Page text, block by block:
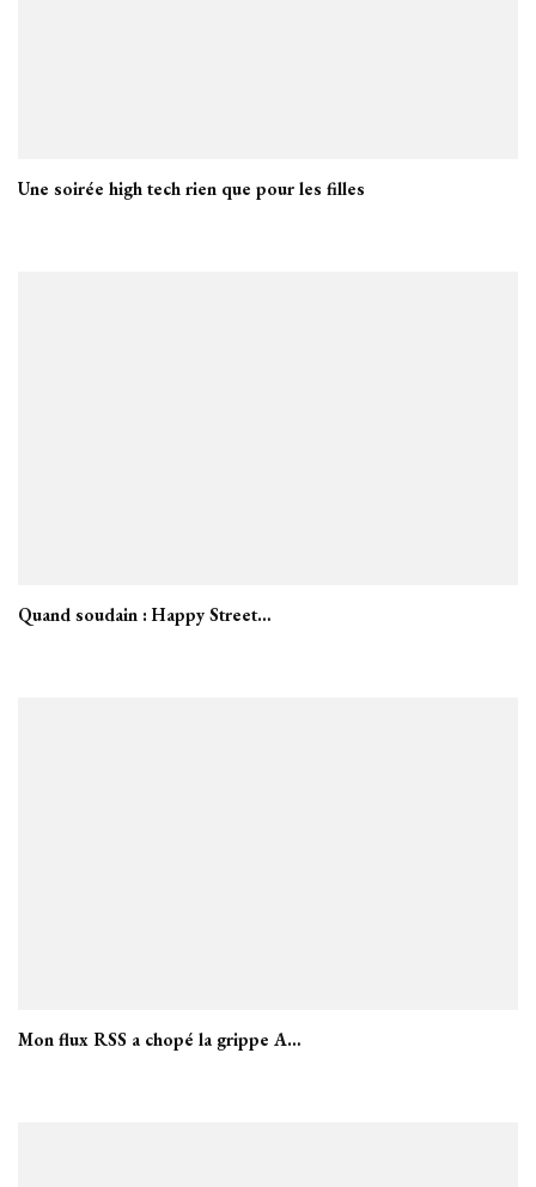
Une soirée high tech rien que pour les filles
Quand soudain : Happy Street…
Mon flux RSS a chopé la grippe A…